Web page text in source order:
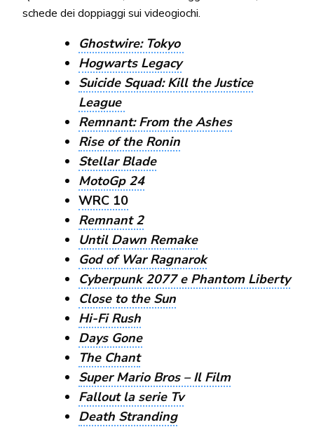
schede dei doppiaggi sui videogiochi.
Ghostwire: Tokyo
Hogwarts Legacy
Suicide Squad: Kill the Justice
League
Remnant: From the Ashes
Rise of the Ronin
Stellar Blade
MotoGp 24
WRC 10
Remnant 2
Until Dawn Remake
God of War Ragnarok
Cyberpunk 2077 e Phantom Liberty
Close to the Sun
Hi-Fi Rush
Days Gone
The Chant
Super Mario Bros – Il Film
Fallout la serie Tv
Death Stranding